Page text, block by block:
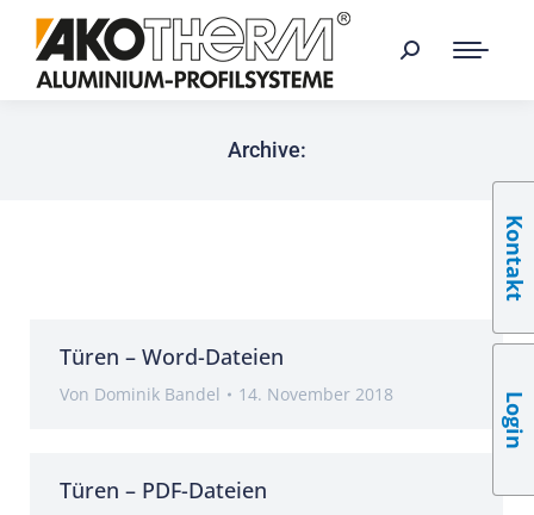
Archive:
Türen – Word-Dateien
Von Dominik Bandel 14. November 2018
Türen – PDF-Dateien
Kontakt
Login